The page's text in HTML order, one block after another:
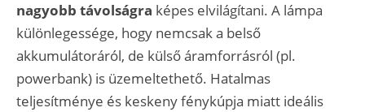
nagyobb távolságra képes elvilágítani. A lámpa
különlegessége, hogy nemcsak a belső
akkumulátoráról, de külső áramforrásról (pl.
powerbank) is üzemeltethető. Hatalmas
teljesítménye és keskeny fénykúpja miatt ideális